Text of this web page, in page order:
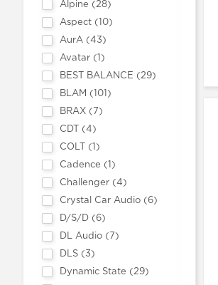
Alpine ( 28)
Aspect ( 10)
AurA (43)
Avatar ( )
BEST BALANCE ( 29)
BLAM ( 101 )
BRAX ( 7)
CDT (4)
COLT ( )
Cadence ( )
Challenger (4)
Crystal Car Audio (6)
D/S/D (6)
DL Audio ( 7)
DLS ( 3)
Dynamic State ( 29)